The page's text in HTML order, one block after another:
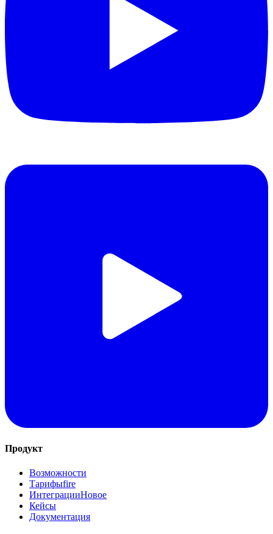
Продукт
Возможности
Тарифыfire
ИнтеграцииНовое
Кейсы
Документация